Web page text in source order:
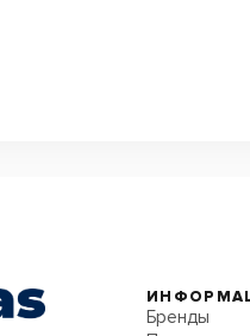
Бренды